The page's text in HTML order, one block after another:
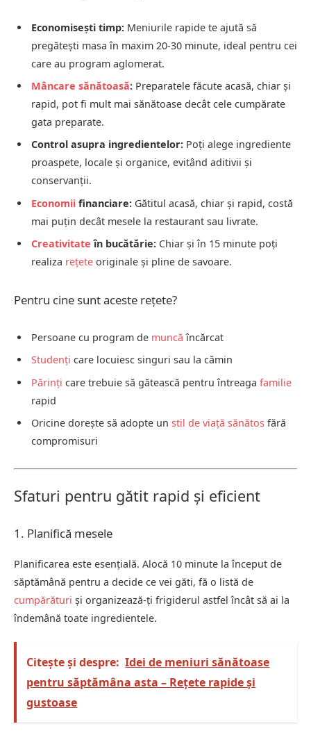
Economisești timp: Meniurile rapide te ajută să
pregătești masa în maxim 20-30 minute, ideal pentru cei
care au program aglomerat.
Mâncare sănătoasă: Preparatele făcute acasă, chiar și
rapid, pot fi mult mai sănătoase decât cele cumpărate
gata preparate.
Control asupra ingredientelor: Poți alege ingrediente
proaspete, locale și organice, evitând aditivii și
conservanții.
Economii financiare: Gătitul acasă, chiar și rapid, costă
mai puțin decât mesele la restaurant sau livrate.
Creativitate în bucătărie: Chiar și în 15 minute poți
realiza rețete originale și pline de savoare.
Pentru cine sunt aceste rețete?
Persoane cu program de muncă încărcat
Studenți care locuiesc singuri sau la cămin
Părinți care trebuie să gătească pentru întreaga familie
rapid
Oricine dorește să adopte un stil de viață sănătos fără
compromisuri
Sfaturi pentru gătit rapid și eficient
1. Planifică mesele
Planificarea este esențială. Alocă 10 minute la început de
săptămână pentru a decide ce vei găti, fă o listă de
cumpărături și organizează-ți frigiderul astfel încât să ai la
îndemână toate ingredientele.
Citește și despre: Idei de meniuri sănătoase
pentru săptămâna asta – Rețete rapide și
gustoase